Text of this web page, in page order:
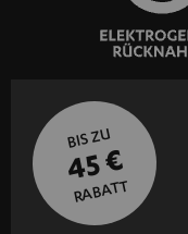
BIS ZU
45 €
RABATT